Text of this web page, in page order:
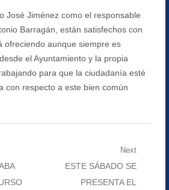
José Jiménez como el responsable
Barragán, están satisfechos con
ofreciendo aunque siempre es
el Ayuntamiento y la propia
para que la ciudadanía esté
con respecto a este bien común
Next
Next
post:
ESTE SÁBADO SE
PRESENTA EL